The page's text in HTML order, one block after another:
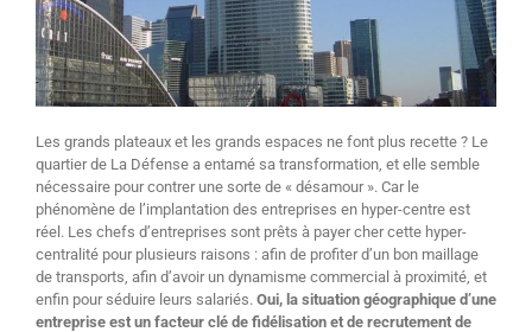
Les grands plateaux et les grands espaces ne font plus recette ? Le
quartier de La Défense a entamé sa transformation, et elle semble
nécessaire pour contrer une sorte de « désamour ». Car le
phénomène de l’implantation des entreprises en hyper-centre est
réel. Les chefs d’entreprises sont prêts à payer cher cette hyper-
centralité pour plusieurs raisons : afin de profiter d’un bon maillage
de transports, afin d’avoir un dynamisme commercial à proximité, et
enfin pour séduire leurs salariés. Oui, la situation géographique d’une
entreprise est un facteur clé de fidélisation et de recrutement de